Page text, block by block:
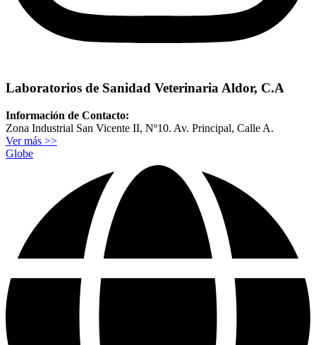
Laboratorios de Sanidad Veterinaria Aldor, C.A
Información de Contacto:
Zona Industrial San Vicente II, Nº10. Av. Principal, Calle A.
Ver más >>
Globe